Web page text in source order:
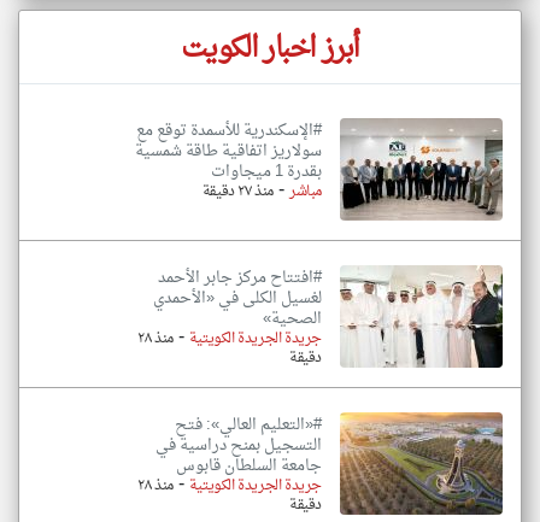
أبرز اخبار الكويت
#الإسكندرية للأسمدة توقع مع
سولاريز اتفاقية طاقة شمسية
بقدرة 1 ميجاوات
مباشر-منذ ٢٧ دقيقة
#افتتاح مركز جابر الأحمد
لغسيل الكلى في «الأحمدي
الصحية»
جريدة الجريدة الكويتية - منذ ٢٨
دقيقة
#«التعليم العالي»: فتح
التسجيل بمنح دراسية في
جامعة السلطان قابوس
جريدة الجريدة الكويتية- منذ ٢٨
دقيقة